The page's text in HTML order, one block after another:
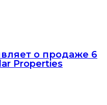
о продаже 6
Properties